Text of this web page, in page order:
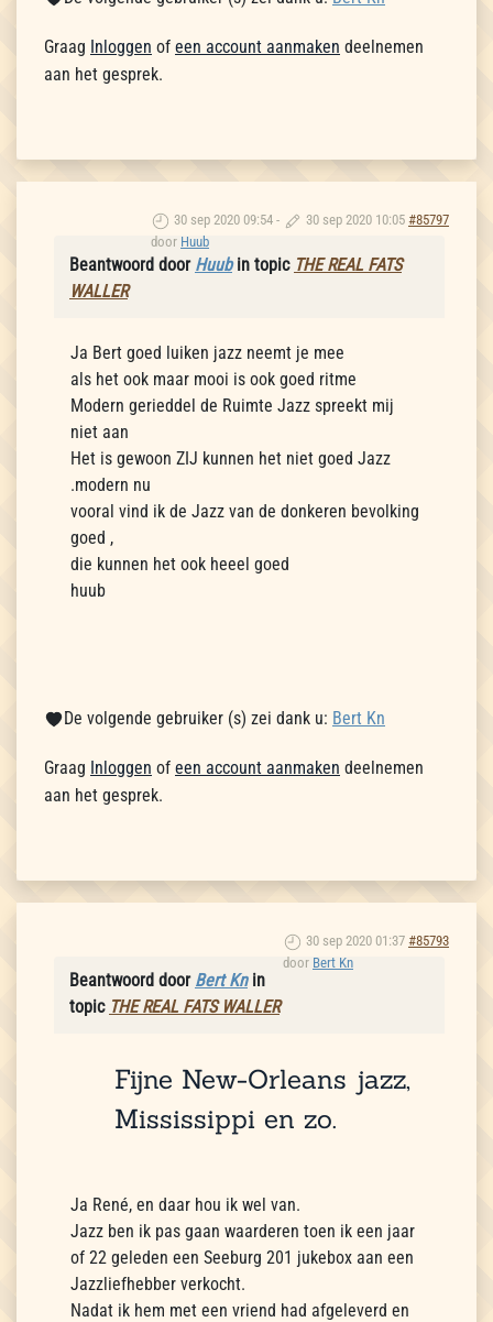
Graag Inloggen of een account aanmaken deelnemen
aan het gesprek.
30 sep 2020 09:54 - 30 sep 2020 10:05 #85797
door Huub
Beantwoord door Huubin topic THE REAL FATS
WALLER
Ja Bert goed luiken jazz neemt je mee
als het ook maar mooi is ook goed ritme
Modern gerieddel de Ruimte Jazz spreekt mij
niet aan
Het is gewoon ZIJ kunnen het niet goed Jazz
.modern nu
vooral vind ik de Jazz van de donkeren bevolking
goed ,
die kunnen het ook heeel goed
huub
De volgende gebruiker (s) zei dank u: Bert Kn
Graag Inloggen of een account aanmaken deelnemen
aan het gesprek.
30 sep 2020 01:37 #85793
door Bert Kn
Beantwoord door Bert Knin
topic THE REAL FATS WALLER
Fijne New-Orleans jazz,
Mississippi en zo.
Ja René, en daar hou ik wel van.
Jazz ben ik pas gaan waarderen toen ik een jaar
of 22 geleden een Seeburg 201 jukebox aan een
Jazzliefhebber verkocht.
Nadat ik hem met een vriend had afgeleverd en